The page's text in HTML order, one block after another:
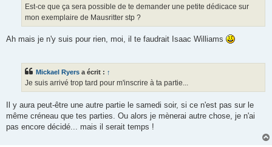
Est-ce que ça sera possible de te demander une petite dédicace sur
mon exemplaire de Mausritter stp ?
Ah mais je n'y suis pour rien, moi, il te faudrait Isaac Williams
Mickael Ryers a écrit : ↑
Je suis arrivé trop tard pour m'inscrire à ta partie...
Il y aura peut-être une autre partie le samedi soir, si ce n'est pas sur le
même créneau que tes parties. Ou alors je mènerai autre chose, je n'ai
pas encore décidé... mais il serait temps !